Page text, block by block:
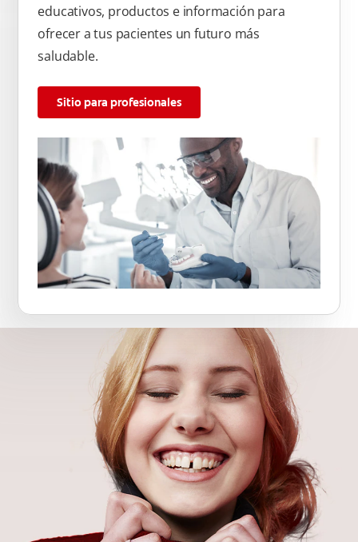
educativos, productos e información para
ofrecer a tus pacientes un futuro más
saludable.
Sitio para profesionales